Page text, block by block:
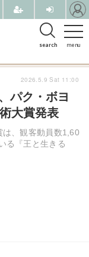
menu
search
パク・ボヨ
大賞発表
、観客動員数1,60
る『王と生きる
2026.5.9 Sat 11:00